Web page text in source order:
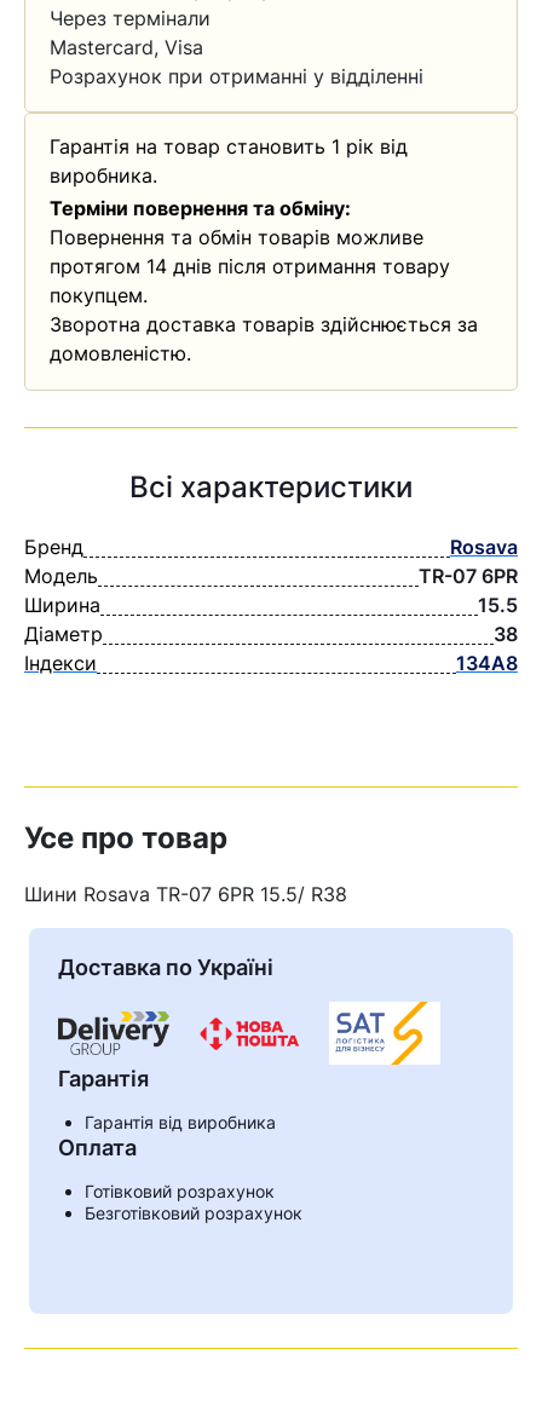
Кошик
Ваш номер надіслано.
Через термінали
Mastercard, Visa
Розрахунок при отриманні у відділенні
Гарантія на товар становить 1 рік від
виробника.
Терміни повернення та обміну:
Повернення та обмін товарів можливе
протягом 14 днів після отримання товару
покупцем.
Зворотна доставка товарів здійснюється за
домовленістю.
Всі характеристики
Бренд
Rosava
Модель
TR-07 6PR
Ширина
15.5
Діаметр
38
Індекси
134А8
Усе про товар
Шини Rosava TR-07 6PR 15.5/ R38
Доставка по Україні
Гарантія
Гарантія від виробника
Оплата
Готівковий розрахунок
Безготівковий розрахунок